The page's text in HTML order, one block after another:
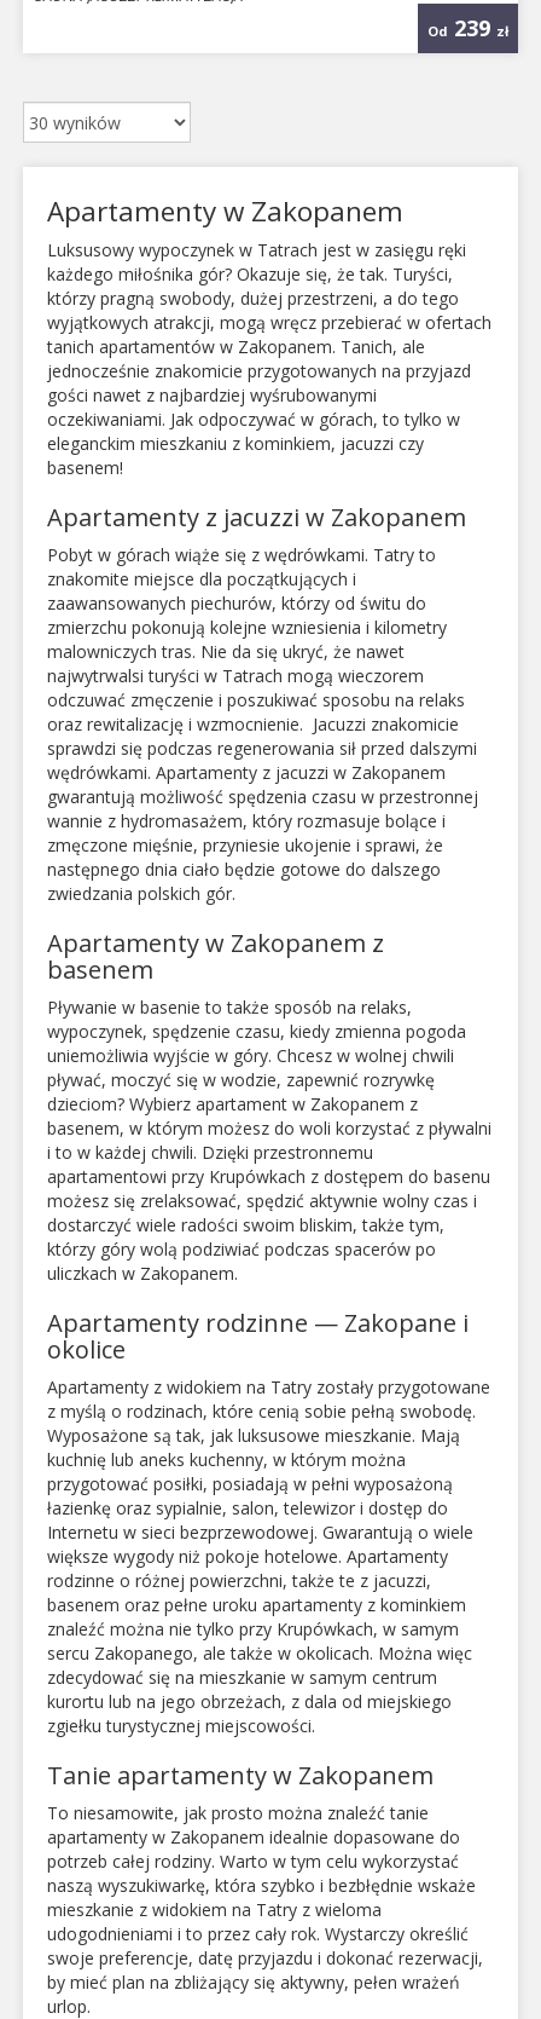
Od 239 zł
Apartamenty w Zakopanem
Luksusowy wypoczynek w Tatrach jest w zasięgu ręki
każdego miłośnika gór? Okazuje się, że tak. Turyści,
którzy pragną swobody, dużej przestrzeni, a do tego
wyjątkowych atrakcji, mogą wręcz przebierać w ofertach
tanich apartamentów w Zakopanem. Tanich, ale
jednocześnie znakomicie przygotowanych na przyjazd
gości nawet z najbardziej wyśrubowanymi
oczekiwaniami. Jak odpoczywać w górach, to tylko w
eleganckim mieszkaniu z kominkiem, jacuzzi czy
basenem!
Apartamenty z jacuzzi w Zakopanem
Pobyt w górach wiąże się z wędrówkami. Tatry to
znakomite miejsce dla początkujących i
zaawansowanych piechurów, którzy od świtu do
zmierzchu pokonują kolejne wzniesienia i kilometry
malowniczych tras. Nie da się ukryć, że nawet
najwytrwalsi turyści w Tatrach mogą wieczorem
odczuwać zmęczenie i poszukiwać sposobu na relaks
oraz rewitalizację i wzmocnienie. Jacuzzi znakomicie
sprawdzi się podczas regenerowania sił przed dalszymi
wędrówkami. Apartamenty z jacuzzi w Zakopanem
gwarantują możliwość spędzenia czasu w przestronnej
wannie z hydromasażem, który rozmasuje bolące i
zmęczone mięśnie, przyniesie ukojenie i sprawi, że
następnego dnia ciało będzie gotowe do dalszego
zwiedzania polskich gór.
Apartamenty w Zakopanem z
basenem
Pływanie w basenie to także sposób na relaks,
wypoczynek, spędzenie czasu, kiedy zmienna pogoda
uniemożliwia wyjście w góry. Chcesz w wolnej chwili
pływać, moczyć się w wodzie, zapewnić rozrywkę
dzieciom? Wybierz apartament w Zakopanem z
basenem, w którym możesz do woli korzystać z pływalni
i to w każdej chwili. Dzięki przestronnemu
apartamentowi przy Krupówkach z dostępem do basenu
możesz się zrelaksować, spędzić aktywnie wolny czas i
dostarczyć wiele radości swoim bliskim, także tym,
którzy góry wolą podziwiać podczas spacerów po
uliczkach w Zakopanem.
Apartamenty rodzinne — Zakopane i
okolice
Apartamenty z widokiem na Tatry zostały przygotowane
z myślą o rodzinach, które cenią sobie pełną swobodę.
Wyposażone są tak, jak luksusowe mieszkanie. Mają
kuchnię lub aneks kuchenny, w którym można
przygotować posiłki, posiadają w pełni wyposażoną
łazienkę oraz sypialnie, salon, telewizor i dostęp do
Internetu w sieci bezprzewodowej. Gwarantują o wiele
większe wygody niż pokoje hotelowe. Apartamenty
rodzinne o różnej powierzchni, także te z jacuzzi,
basenem oraz pełne uroku apartamenty z kominkiem
znaleźć można nie tylko przy Krupówkach, w samym
sercu Zakopanego, ale także w okolicach. Można więc
zdecydować się na mieszkanie w samym centrum
kurortu lub na jego obrzeżach, z dala od miejskiego
zgiełku turystycznej miejscowości.
Tanie apartamenty w Zakopanem
To niesamowite, jak prosto można znaleźć tanie
apartamenty w Zakopanem idealnie dopasowane do
potrzeb całej rodziny. Warto w tym celu wykorzystać
naszą wyszukiwarkę, która szybko i bezbłędnie wskaże
mieszkanie z widokiem na Tatry z wieloma
udogodnieniami i to przez cały rok. Wystarczy określić
swoje preferencje, datę przyjazdu i dokonać rezerwacji,
by mieć plan na zbliżający się aktywny, pełen wrażeń
urlop.